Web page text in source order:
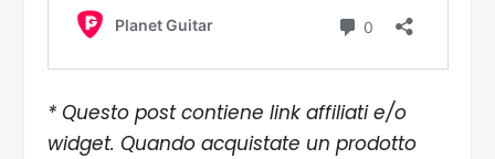
* Questo post contiene link affiliati e/o
widget. Quando acquistate un prodotto